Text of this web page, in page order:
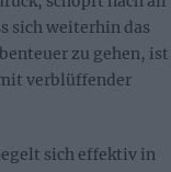
sich weiterhin das
zu gehen, ist
verblüffender
sich effektiv in